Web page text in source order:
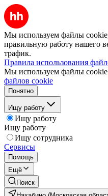
Мы используем файлы
правильную работу нашего
трафик.
Правила использования
Мы используем файлы
файлов cookie
Понятно
Ищу работу
Ищу работу
Ищу работу
Ищу сотрудника
Сервисы
Помощь
Ещё
Поиск